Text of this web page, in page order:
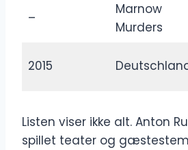
–
Marnow
Murders
2015
Listen viser ikke alt. Anton
spillet teater og